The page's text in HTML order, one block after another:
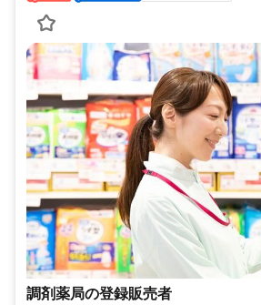
調剤薬局の登録販売者